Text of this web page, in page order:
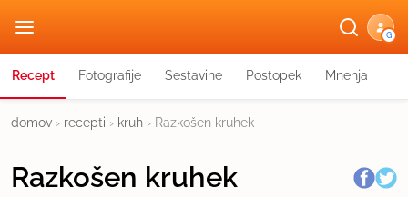
G
Recept Fotografije Sestavine Postopek Mnenja
domov › recepti › kruh › Razkošen kruhek
Razkošen kruhek